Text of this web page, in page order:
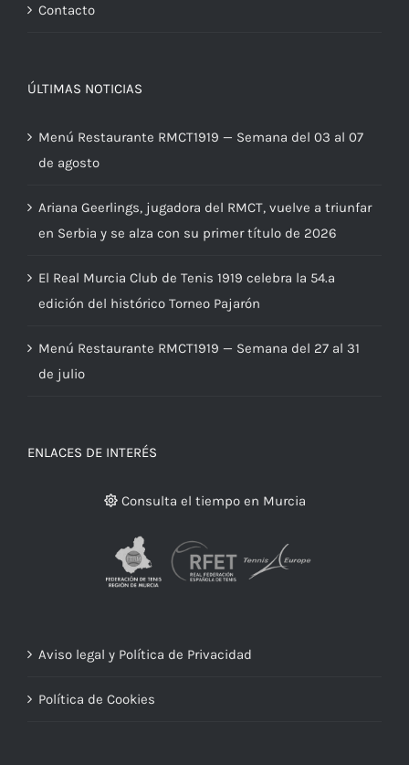
Contacto
ÚLTIMAS NOTICIAS
Menú Restaurante RMCT1919 — Semana del 03 al 07
de agosto
Ariana Geerlings, jugadora del RMCT, vuelve a triunfar
en Serbia y se alza con su primer título de 2026
El Real Murcia Club de Tenis 1919 celebra la 54.ª
edición del histórico Torneo Pajarón
Menú Restaurante RMCT1919 — Semana del 27 al 31
de julio
ENLACES DE INTERÉS
Consulta el tiempo en Murcia
Aviso legal y Política de Privacidad
Política de Cookies